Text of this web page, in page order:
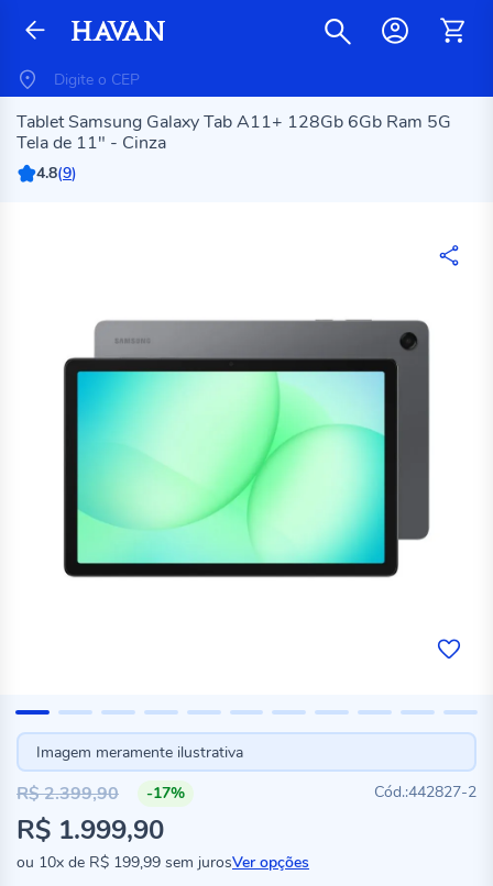
Tablet Samsung Galaxy Tab A11+ 128Gb 6Gb Ram 5G
Tela de 11" - Cinza
4.8(9)
Imagem meramente ilustrativa
-17%
442827-2
Preço
especial
R$ 1.999,90
R$ 2.399,90
ou 10x de R$ 199,99 sem jurosVer opções